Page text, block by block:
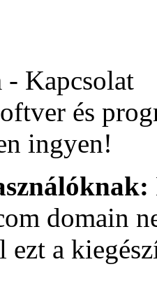
- Kapcsolat
és
ingyen!
domain
ezt a